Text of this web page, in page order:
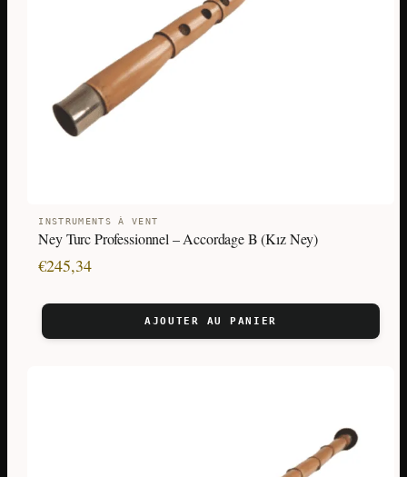
INSTRUMENTS À VENT
Ney Turc Professionnel – Accordage B (Kız Ney)
€245,34
AJOUTER AU PANIER